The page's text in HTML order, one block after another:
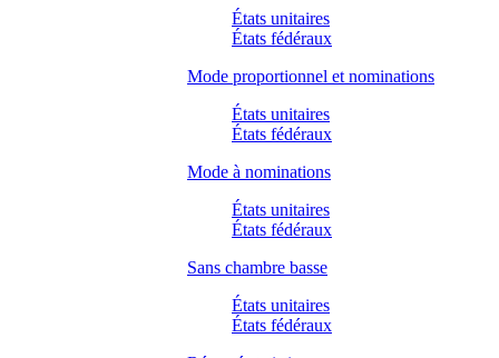
États unitaires
États fédéraux
Mode proportionnel et nominations
États unitaires
États fédéraux
Mode à nominations
États unitaires
États fédéraux
Sans chambre basse
États unitaires
États fédéraux